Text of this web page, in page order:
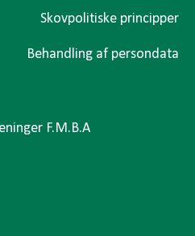
Skovpolitiske principper
Behandling af persondata
F.M.B.A